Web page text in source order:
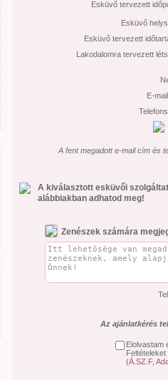
Esküvő tervezett
Esküvő
Esküvő tervezett
Lakodalomra tervezett
E-
A fent megadott e-mail cím és
A kiválasztott esküvői
alábbiakban adhatod meg!
Zenészek számára
Az ajánlatkérés
Elolvastam
(Á.SZ.F,